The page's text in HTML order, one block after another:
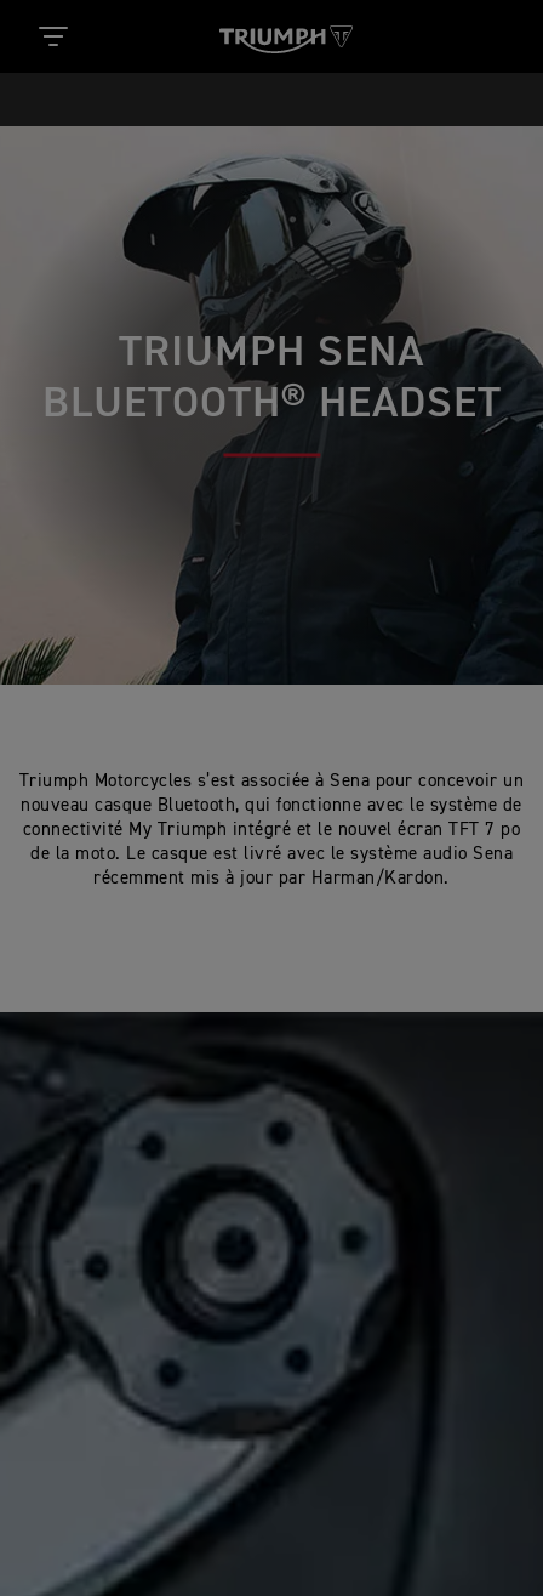
TRIUMPH SENA
BLUETOOTH® HEADSET
Triumph Motorcycles s’est associée à Sena pour concevoir un
nouveau casque Bluetooth, qui fonctionne avec le système de
connectivité My Triumph intégré et le nouvel écran TFT 7 po
de la moto. Le casque est livré avec le système audio Sena
récemment mis à jour par Harman/Kardon.